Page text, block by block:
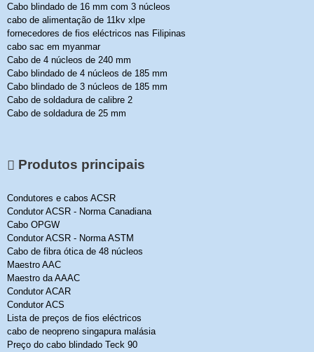
Cabo blindado de 16 mm com 3 núcleos
cabo de alimentação de 11kv xlpe
fornecedores de fios eléctricos nas Filipinas
cabo sac em myanmar
Cabo de 4 núcleos de 240 mm
Cabo blindado de 4 núcleos de 185 mm
Cabo blindado de 3 núcleos de 185 mm
Cabo de soldadura de calibre 2
Cabo de soldadura de 25 mm
Produtos principais
Condutores e cabos ACSR
Condutor ACSR - Norma Canadiana
Cabo OPGW
Condutor ACSR - Norma ASTM
Cabo de fibra ótica de 48 núcleos
Maestro AAC
Maestro da AAAC
Condutor ACAR
Condutor ACS
Lista de preços de fios eléctricos
cabo de neopreno singapura malásia
Preço do cabo blindado Teck 90